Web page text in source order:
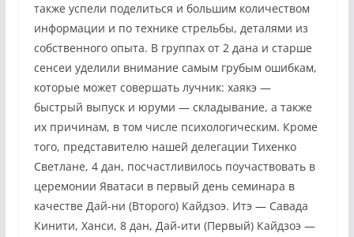
также успели поделиться и большим количеством
информации и по технике стрельбы, деталями из
собственного опыта. В группах от 2 дана и старше
сенсеи уделили внимание самым грубым ошибкам,
которые может совершать лучник: хаякэ —
быстрый выпуск и юруми — складывание, а также
их причинам, в том числе психологическим. Кроме
того, представителю нашей делегации Тихенко
Светлане, 4 дан, посчастливилось поучаствовать в
церемонии Яватаси в первый день семинара в
качестве Дай-ни (Второго) Кайдзоэ. Итэ — Савада
Кинити, Ханси, 8 дан, Дай-ити (Первый) Кайдзоэ —